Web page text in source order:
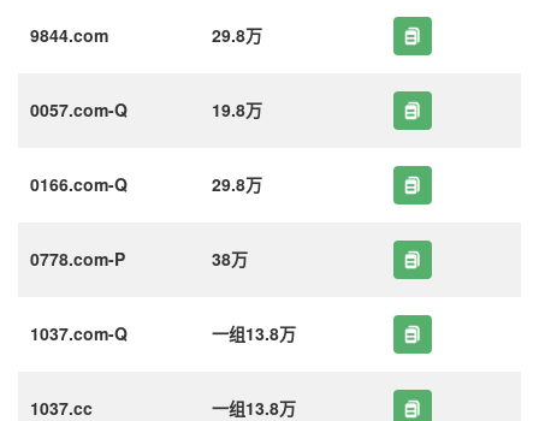
9844.com 29.8万
0057.com-Q 19.8万
0166.com-Q 29.8万
0778.com-P 38万
1037.com-Q 一组13.8万
1037.cc 一组13.8万